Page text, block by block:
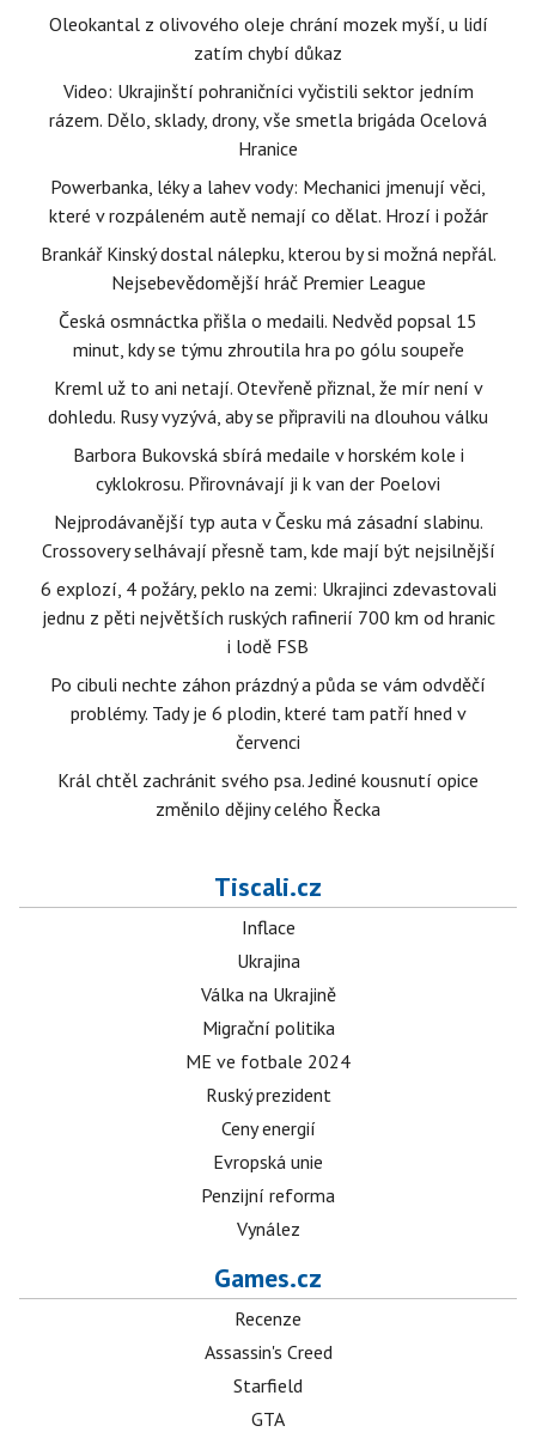
Oleokantal z olivového oleje chrání mozek myší, u lidí
zatím chybí důkaz
Video: Ukrajinští pohraničníci vyčistili sektor jedním
rázem. Dělo, sklady, drony, vše smetla brigáda Ocelová
Hranice
Powerbanka, léky a lahev vody: Mechanici jmenují věci,
které v rozpáleném autě nemají co dělat. Hrozí i požár
Brankář Kinský dostal nálepku, kterou by si možná nepřál.
Nejsebevědomější hráč Premier League
Česká osmnáctka přišla o medaili. Nedvěd popsal 15
minut, kdy se týmu zhroutila hra po gólu soupeře
Kreml už to ani netají. Otevřeně přiznal, že mír není v
dohledu. Rusy vyzývá, aby se připravili na dlouhou válku
Barbora Bukovská sbírá medaile v horském kole i
cyklokrosu. Přirovnávají ji k van der Poelovi
Nejprodávanější typ auta v Česku má zásadní slabinu.
Crossovery selhávají přesně tam, kde mají být nejsilnější
6 explozí, 4 požáry, peklo na zemi: Ukrajinci zdevastovali
jednu z pěti největších ruských rafinerií 700 km od hranic
i lodě FSB
Po cibuli nechte záhon prázdný a půda se vám odvděčí
problémy. Tady je 6 plodin, které tam patří hned v
červenci
Král chtěl zachránit svého psa. Jediné kousnutí opice
změnilo dějiny celého Řecka
Tiscali.cz
Inflace
Ukrajina
Válka na Ukrajině
Migrační politika
ME ve fotbale 2024
Ruský prezident
Ceny energií
Evropská unie
Penzijní reforma
Vynález
Games.cz
Recenze
Assassin's Creed
Starfield
GTA